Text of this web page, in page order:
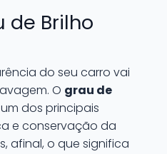
de Brilho
do seu carro vai
O grau de
dos principais
e conservação da
afinal, o que significa